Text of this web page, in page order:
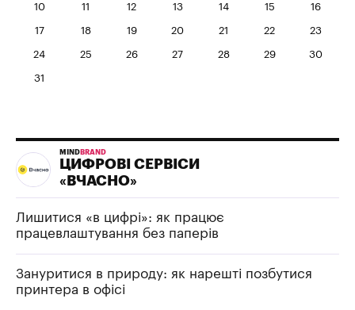
10 11 12 13 14 15 16
17 18 19 20 21 22 23
24 25 26 27 28 29 30
31
MIND BRAND
ЦИФРОВІ СЕРВІСИ
«ВЧАСНО»
Лишитися «в цифрі»: як працює
працевлаштування без паперів
Зануритися в природу: як нарешті позбутися
принтера в офісі